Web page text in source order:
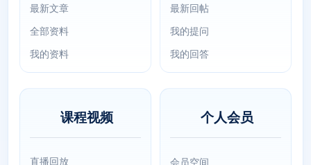
最新文章
全部资料
我的资料
最新回帖
我的提问
我的回答
课程视频
直播回放
个人会员
会员空间